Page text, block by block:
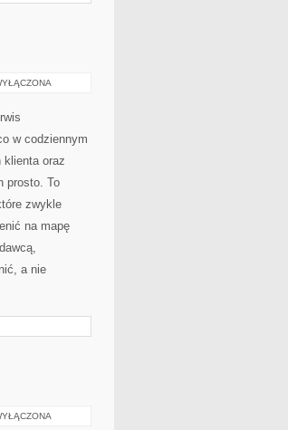
w codziennym
klienta oraz
prosto. To
zwykle
na mapę
a nie